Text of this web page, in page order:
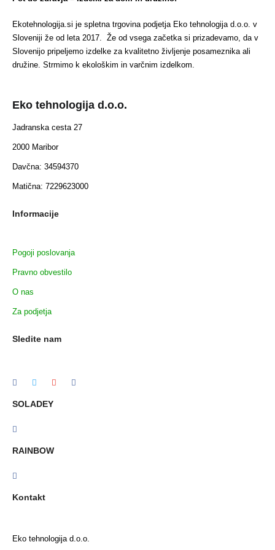
Ekotehnologija.si je spletna trgovina podjetja Eko tehnologija d.o.o. v
Sloveniji že od leta 2017. Že od vsega začetka si prizadevamo, da v
Slovenijo pripeljemo izdelke za kvalitetno življenje posameznika ali
družine. Strmimo k ekološkim in varčnim izdelkom.
Eko tehnologija d.o.o.
Jadranska cesta 27
2000 Maribor
Davčna: 34594370
Matična: 7229623000
Informacije
Pogoji poslovanja
Pravno obvestilo
O nas
Za podjetja
Sledite nam
SOLADEY
RAINBOW
Kontakt
Eko tehnologija d.o.o.